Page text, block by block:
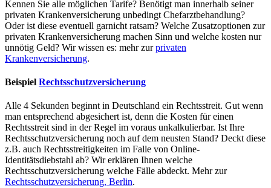
Kennen Sie alle möglichen Tarife? Benötigt man innerhalb seiner
privaten Krankenversicherung unbedingt Chefarztbehandlung?
Oder ist diese eventuell garnicht ratsam? Welche Zusatzoptionen zur
privaten Krankenversicherung machen Sinn und welche kosten nur
unnötig Geld? Wir wissen es: mehr zurprivaten
Krankenversicherung.
Beispiel Rechtsschutzversicherung
Alle 4 Sekunden beginnt in Deutschland ein Rechtsstreit. Gut wenn
man entsprechend abgesichert ist, denn die Kosten für einen
Rechtsstreit sind in der Regel im voraus unkalkulierbar. Ist Ihre
Rechtsschutzversicherung noch auf dem neusten Stand? Deckt diese
z.B. auch Rechtsstreitigkeiten im Falle von Online-
Identitätsdiebstahl ab? Wir erklären Ihnen welche
Rechtsschutzversicherung welche Fälle abdeckt. Mehr zur
Rechtsschutzversicherung, Berlin.